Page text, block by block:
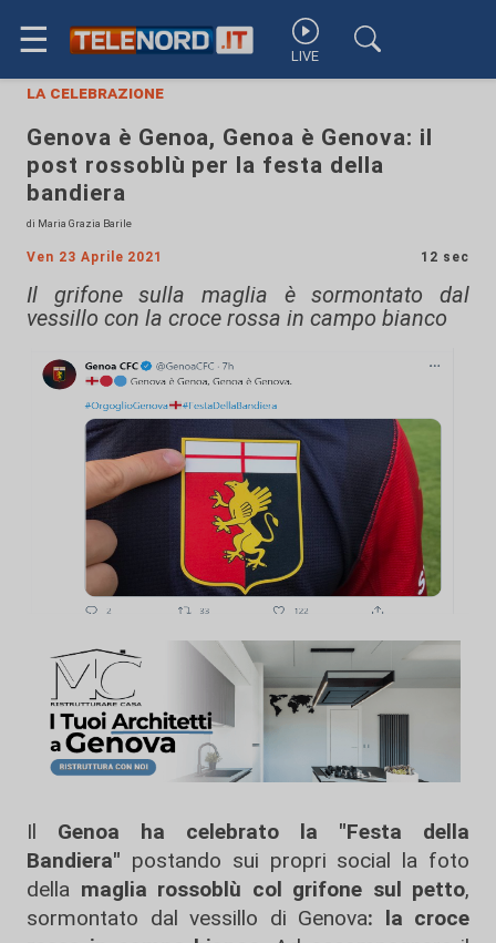
☰ LIVE
la celebrazione
Genova è Genoa, Genoa è Genova: il
post rossoblù per la festa della
bandiera
di Maria Grazia Barile
Ven 23 Aprile 2021 12 sec
Il grifone sulla maglia è sormontato dal
vessillo con la croce rossa in campo bianco
Il Genoa ha celebrato la "Festa della
Bandiera" postando sui propri social la foto
della maglia rossoblù col grifone sul petto,
sormontato dal vessillo di Genova: la croce